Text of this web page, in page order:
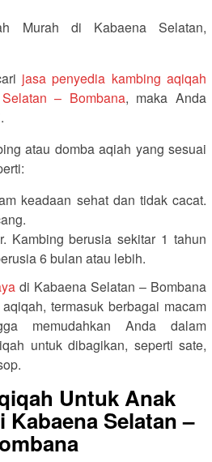
jasa penyedia kambing aqiqah
– Bombana, maka Anda
atau domba aqiah yang sesuai
keadaan sehat dan tidak cacat.
Kambing berusia sekitar 1 tahun
6 bulan atau lebih.
di Kabaena Selatan – Bombana
termasuk berbagai macam
memudahkan Anda dalam
untuk dibagikan, seperti sate,
Untuk Anak
Kabaena Selatan –